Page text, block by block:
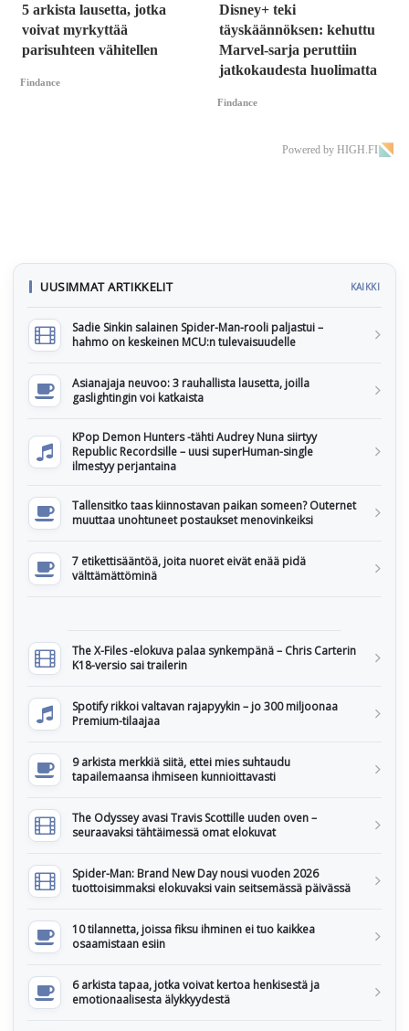
5 arkista lausetta, jotka
voivat myrkyttää
parisuhteen vähitellen
Findance
Disney+ teki
täyskäännöksen: kehuttu
Marvel-sarja peruttiin
jatkokaudesta huolimatta
Findance
Powered by HIGH.FI
UUSIMMAT ARTIKKELIT KAIKKI
Sadie Sinkin salainen Spider-Man-rooli paljastui –
hahmo on keskeinen MCU:n tulevaisuudelle
Asianajaja neuvoo: 3 rauhallista lausetta, joilla
gaslightingin voi katkaista
KPop Demon Hunters -tähti Audrey Nuna siirtyy
Republic Recordsille – uusi superHuman-single
ilmestyy perjantaina
Tallensitko taas kiinnostavan paikan someen? Outernet
muuttaa unohtuneet postaukset menovinkeiksi
7 etikettisääntöä, joita nuoret eivät enää pidä
välttämättöminä
The X-Files -elokuva palaa synkempänä – Chris Carterin
K18-versio sai trailerin
Spotify rikkoi valtavan rajapyykin – jo 300 miljoonaa
Premium-tilaajaa
9 arkista merkkiä siitä, ettei mies suhtaudu
tapailemaansa ihmiseen kunnioittavasti
The Odyssey avasi Travis Scottille uuden oven –
seuraavaksi tähtäimessä omat elokuvat
Spider-Man: Brand New Day nousi vuoden 2026
tuottoisimmaksi elokuvaksi vain seitsemässä päivässä
10 tilannetta, joissa fiksu ihminen ei tuo kaikkea
osaamistaan esiin
6 arkista tapaa, jotka voivat kertoa henkisestä ja
emotionaalisesta älykkyydestä